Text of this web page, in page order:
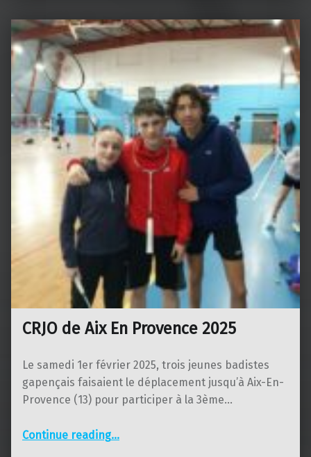
CRJO de Aix En Provence 2025
Le samedi 1er février 2025, trois jeunes badistes
gapençais faisaient le déplacement jusqu’à Aix-En-
Provence (13) pour participer à la 3ème…
Continue reading“CRJO de Aix En Provence 2025”
…